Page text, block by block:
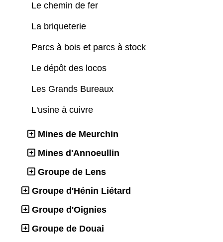
Le chemin de fer
La briqueterie
Parcs à bois et parcs à stock
Le dépôt des locos
Les Grands Bureaux
L'usine à cuivre
Mines de Meurchin
Mines d'Annoeullin
Groupe de Lens
Groupe d'Hénin Liétard
Groupe d'Oignies
Groupe de Douai